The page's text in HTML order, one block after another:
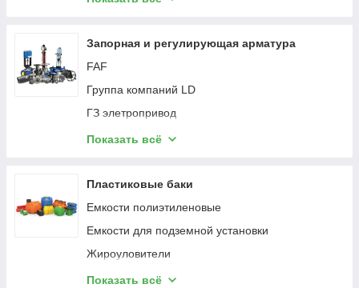
Расходные материалы для засыпных фильтров
Реагенты
Мембрана обратного осмоса
Мультипатронные фильтра
Установки пожаротушения
Запорная и регулирующая арматура
FAF
Группа компаний LD
ГЗ элетропривод
Клапаны регулирующие и регуляторы прямого
балансировочные клапаны фирмы Herz
Регулирующие клапана и электроприводы
Показать всё
Пластиковые баки
Емкости полиэтиленовые
Емкости для подземной установки
Жироуловители
Контейнера для мусора
Показать всё